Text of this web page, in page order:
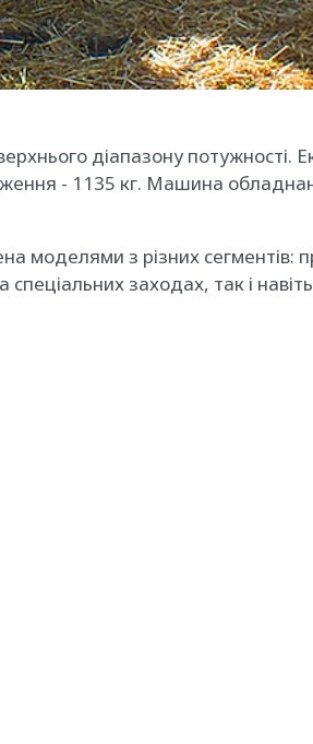
діапазону потужності.
- 1135 кг. Машина
​​моделями з різних сегментів:
заходах, так і